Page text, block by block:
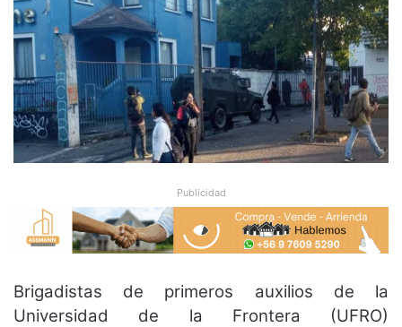
Publicidad
Brigadistas de primeros auxilios de la
Universidad de la Frontera (UFRO)